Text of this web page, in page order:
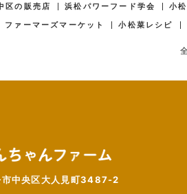
区の販売店 浜松パワーフード学会 小
ファーマーズマーケット 小松菜レシピ
市中央区大人見町3487-2